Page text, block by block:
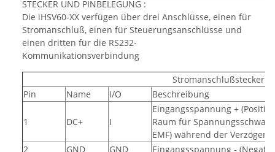
STECKER UND PINBELEGUNG :
Die iHSV60-XX verfügen über drei Anschlüsse, einen für
Stromanschluß, einen für Steuerungsanschlüsse und
einen dritten für die RS232-
Kommunikationsverbindung
Stromanschlußstecker
Pin
Name I/O Beschreibung
1 DC+ I
Eingangsspannung +
Raum für
EMF) während der
2
GND GND
Eingangsspannung - (Negativ)